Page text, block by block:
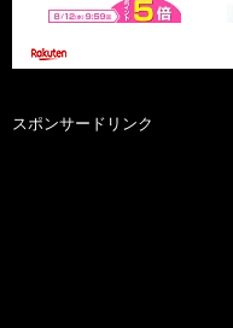
スポンサードリンク